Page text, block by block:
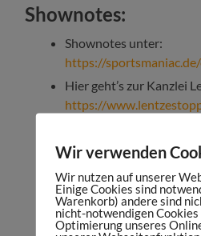
Shownotes:
Shownotes unter:
https://
Hier geht’s zur Kanzlei
https://
Dr. Felix Holzhäuser auf
Meine
sportsmaniac.de/books
Wir verwenden
Wir nutzen auf unserer
Einige Cookies sind
Warenkorb) andere sind
nicht-notwendigen
Optimierung unseres